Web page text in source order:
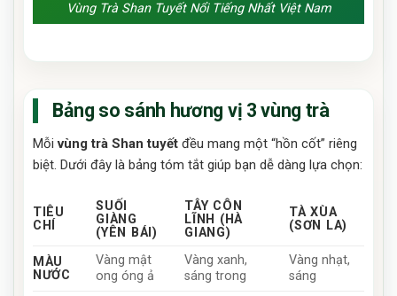
Vùng Trà Shan Tuyết Nổi Tiếng Nhất Việt Nam
Bảng so sánh hương vị 3 vùng trà
Mỗivùng trà Shan tuyết đều mang một “hồn cốt” riêng
biệt. Dưới đây là bảng tóm tắt giúp bạn dễ dàng lựa chọn:
TIÊU
CHÍ
SUỐI
GIÀNG
(YÊN BÁI)
TÂY CÔN
LĨNH (HÀ
GIANG)
TÀ XÙA
(SƠN LA)
MÀU
NƯỚC
Vàng mật
ong óng ả
Vàng xanh,
sáng trong
Vàng nhạt,
sáng